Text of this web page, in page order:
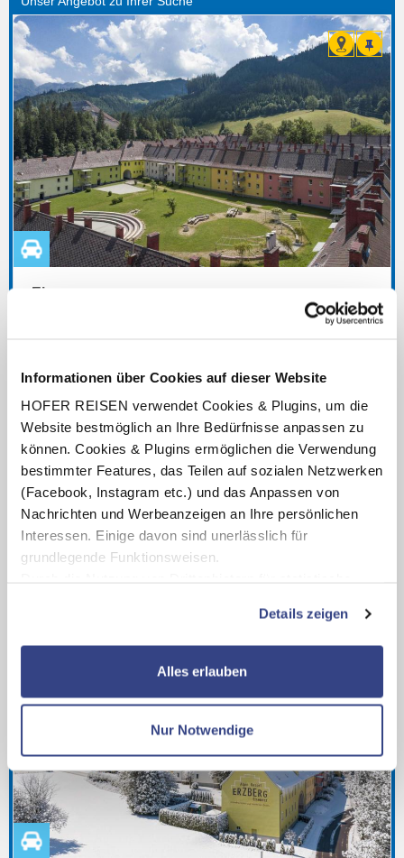
Informationen über Cookies auf dieser Website
HOFER REISEN verwendet Cookies & Plugins, um die
Website bestmöglich an Ihre Bedürfnisse anpassen zu
können. Cookies & Plugins ermöglichen die Verwendung
bestimmter Features, das Teilen auf sozialen Netzwerken
(Facebook, Instagram etc.) und das Anpassen von
Nachrichten und Werbeanzeigen an Ihre persönlichen
Interessen. Einige davon sind unerlässlich für
grundlegende Funktionsweisen.
zusätzliche Dienste bzw. Technologien von Drittanbietern
nutzen und uns sowie Dritten weitere Personalisierungen
ermöglichen, dabei kommt es auch zu Übermittlungen
Datenschutzseite
Mit Klick auf "Alles erlauben" stimmen Sie der
Verwendung der Cookies & Plugins auf unseren
Webseiten zu.
Details zeigen
Alles erlauben
Nur Notwendige
Eisenerz
Steiermark / Zentrum
4.4von 5 (36 Bewertungen)
2 - 7 Nächte
-27.11.26
pro Person
€ 189,-
Zum Angebot